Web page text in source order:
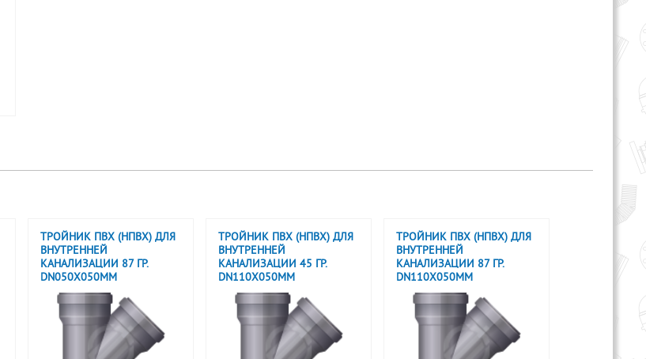
ТРОЙНИК ПВХ (НПВХ) ДЛЯ
ВНУТРЕННЕЙ
КАНАЛИЗАЦИИ 87 ГР.
DN050X050ММ
ТРОЙНИК ПВХ (НПВХ) ДЛЯ
ВНУТРЕННЕЙ
КАНАЛИЗАЦИИ 45 ГР.
DN110X050ММ
ТРОЙНИК ПВХ (НПВХ) ДЛЯ
ВНУТРЕННЕЙ
КАНАЛИЗАЦИИ 87 ГР.
DN110X050ММ